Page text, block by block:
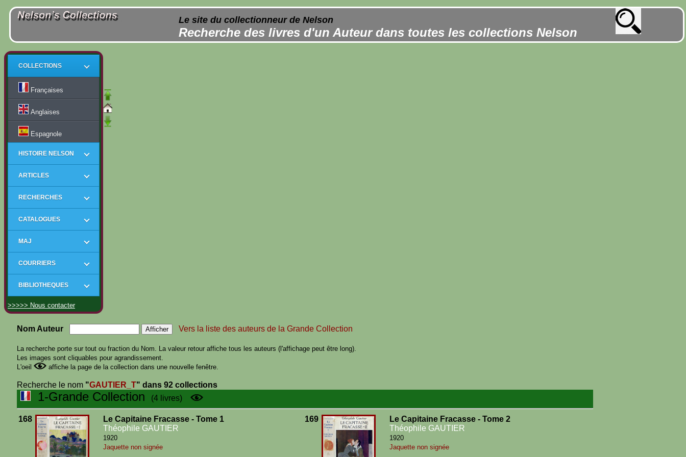
Le site du collectionneur de Nelson
Recherche des livres d'un Auteur dans toutes les collections Nelson
COLLECTIONS
Françaises
Anglaises
Espagnole
HISTOIRE NELSON
ARTICLES
RECHERCHES
CATALOGUES
MAJ
COURRIERS
BIBLIOTHEQUES
>>>>> Nous contacter
Nom Auteur Vers la liste des auteurs de la Grande Collection
La recherche porte sur tout ou fraction du Nom. La valeur retour affiche tous les auteurs (l'affichage peut être long).
Les images sont cliquables pour agrandissement.
L'oeil
affiche la page de la collection dans une nouvelle fenêtre.
Recherche le nom "GAUTIER_T" dans 92 collections
1-Grande Collection (4 livres)
168
Le Capitaine Fracasse - Tome 1
Théophile GAUTIER
1920
Jaquette non signée
169
Le Capitaine Fracasse - Tome 2
Théophile GAUTIER
1920
Jaquette non signée